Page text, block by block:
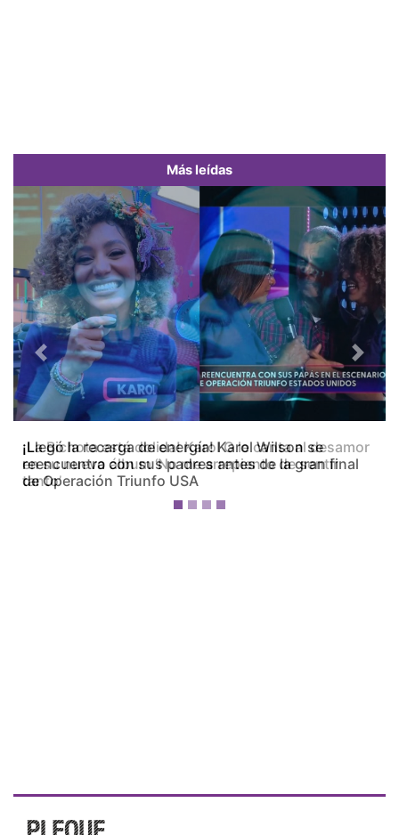
Más leídas
¡La Bichota está dolida! Karol G le canta al desamor
en su nuevo álbum ‘No me arrepiento de sentir
tanto’
Previous Next